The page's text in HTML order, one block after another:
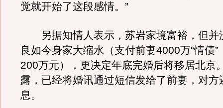
觉就开始了这段感情。”
另据知情人表示，苏岩家境富裕，但并
良如今身家大缩水（支付前妻4000万“情债
200万元），更决定年底完婚后将移居北京
露，已经将婚讯通过短信发给了前妻，对方
息。